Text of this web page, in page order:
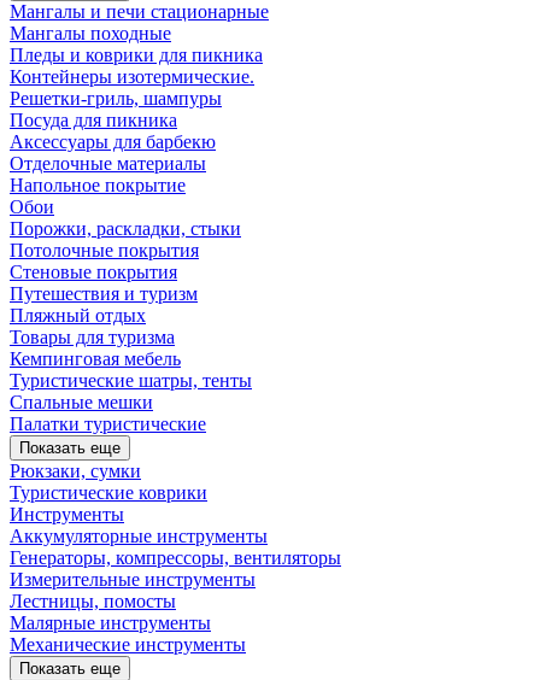
Мангалы и печи стационарные
Мангалы походные
Пледы и коврики для пикника
Контейнеры изотермические.
Решетки-гриль, шампуры
Посуда для пикника
Аксессуары для барбекю
Отделочные материалы
Напольное покрытие
Обои
Порожки, раскладки, стыки
Потолочные покрытия
Стеновые покрытия
Путешествия и туризм
Пляжный отдых
Товары для туризма
Кемпинговая мебель
Туристические шатры, тенты
Спальные мешки
Палатки туристические
Показать еще
Рюкзаки, сумки
Туристические коврики
Инструменты
Аккумуляторные инструменты
Генераторы, компрессоры, вентиляторы
Измерительные инструменты
Лестницы, помосты
Малярные инструменты
Механические инструменты
Показать еще